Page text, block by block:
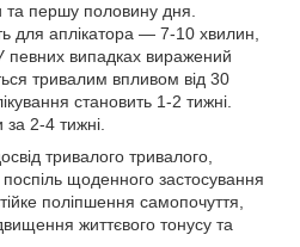
та першу половину дня.
для аплікатора — 7-10 хвилин,
випадках виражений
тривалим впливом від 30
становить 1-2 тижні.
2-4 тижні.
тривалого тривалого,
поспіль щоденного застосування
поліпшення самопочуття,
життєвого тонусу та